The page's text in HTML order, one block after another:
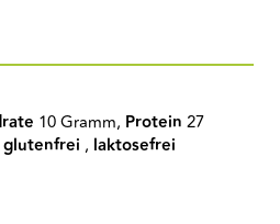
10 Gramm, Protein 27
glutenfrei , laktosefrei